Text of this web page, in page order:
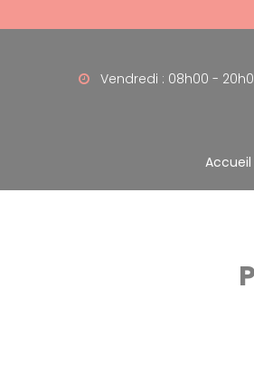
Vendredi : 08h00 -
Accueil